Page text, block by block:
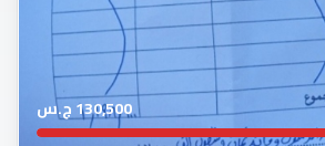
130,500 ج.س